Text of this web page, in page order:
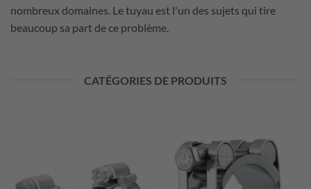
nombreux domaines. Le tuyau est l'un des sujets qui tire
beaucoup sa part de ce problème.
CATÉGORIES DE PRODUITS